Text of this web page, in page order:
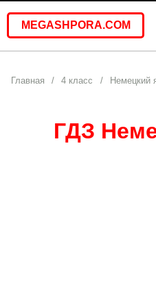
MEGASHPORA.COM
Главная 4 класс Немецкий
ГДЗ